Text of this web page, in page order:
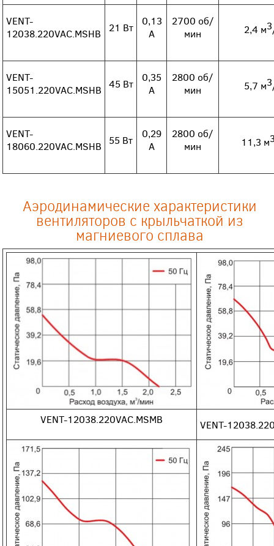
VENT-
12038.220VAC.MSHB
21 Вт
0,13
А
2700 об/
мин
2,4 м3
VENT-
15051.220VAC.MSHB
45 Вт
0,35
А
2800 об/
мин
5,7 м3
VENT-
18060.220VAC.MSHB
55 Вт
0,29
А
2800 об/
мин
11,3 м
Аэродинамические характеристики
вентиляторов с крыльчаткой из
магниевого сплава
VENT-12038.220VAC.MSMB VENT-